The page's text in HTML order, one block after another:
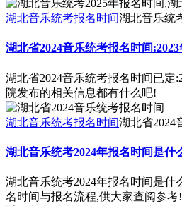
湖北音乐统考报名时间湖北音乐统
湖北省2024音乐统考报名时间:2023
湖北省2024音乐统考报名时间已
院发布的相关信息都有什么吧!
湖北音乐统考报名时间湖北省2024
湖北音乐统考2024年报名时间是什
湖北音乐统考2024年报名时间是
名时间与报名流程,供大家查阅参考!